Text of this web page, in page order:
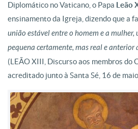
Diplomático no Vaticano, o Papa Leão
ensinamento da Igreja, dizendo que a
união estável entre o homem e a mulher,
pequena certamente, mas real e anterior
(LEÃO XIII, Discurso aos membros do
acreditado junto à Santa Sé, 16 de